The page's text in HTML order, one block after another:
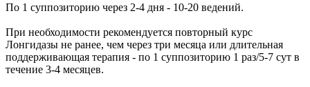
По 1 суппозиторию через 2-4 дня - 10-20 ведений.
При необходимости рекомендуется повторный курс
Лонгидазы не ранее, чем через три месяца или длительная
поддерживающая терапия - по 1 суппозиторию 1 раз/5-7 сут в
течение 3-4 месяцев.